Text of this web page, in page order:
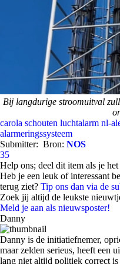
Bij langdurige stroomuitval
carola schouten luchtalarm nl-
alarmeringssysteem
Submitter: Bron: NOS
35
Help ons; deel dit item als je
Heb je een leuk of interessant
terug ziet? Tip ons dan via de
Zoek jij altijd de leukste
Meld je aan als nieuwsposter!
Danny
Danny is de initiatiefnemer,
maar zelden serieus, heeft een
lang niet altijd politiek correct is